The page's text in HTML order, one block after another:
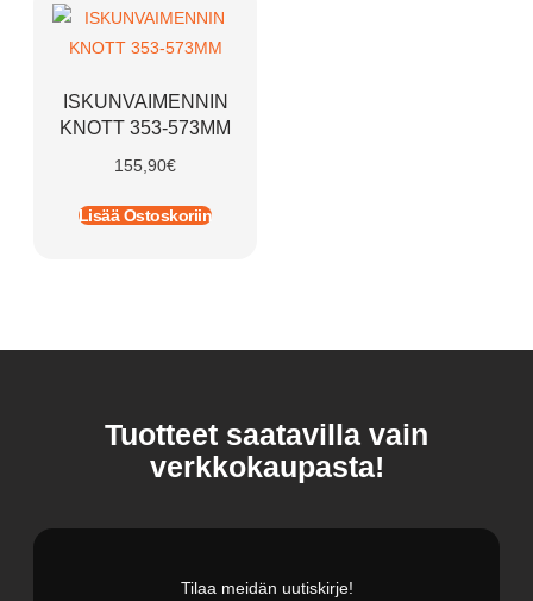
ISKUNVAIMENNIN
KNOTT 353-573MM
155,90€
Lisää Ostoskoriin
Tuotteet saatavilla vain
verkkokaupasta!
Tilaa meidän uutiskirje!